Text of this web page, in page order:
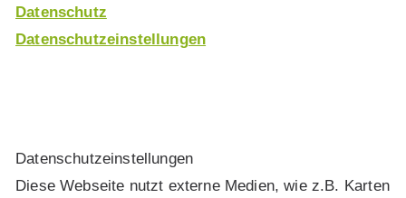
Datenschutz
Datenschutzeinstellungen
Daten­schutz­ein­stel­lun­gen
Diese Webseite nutzt externe Medien, wie z.B. Karten